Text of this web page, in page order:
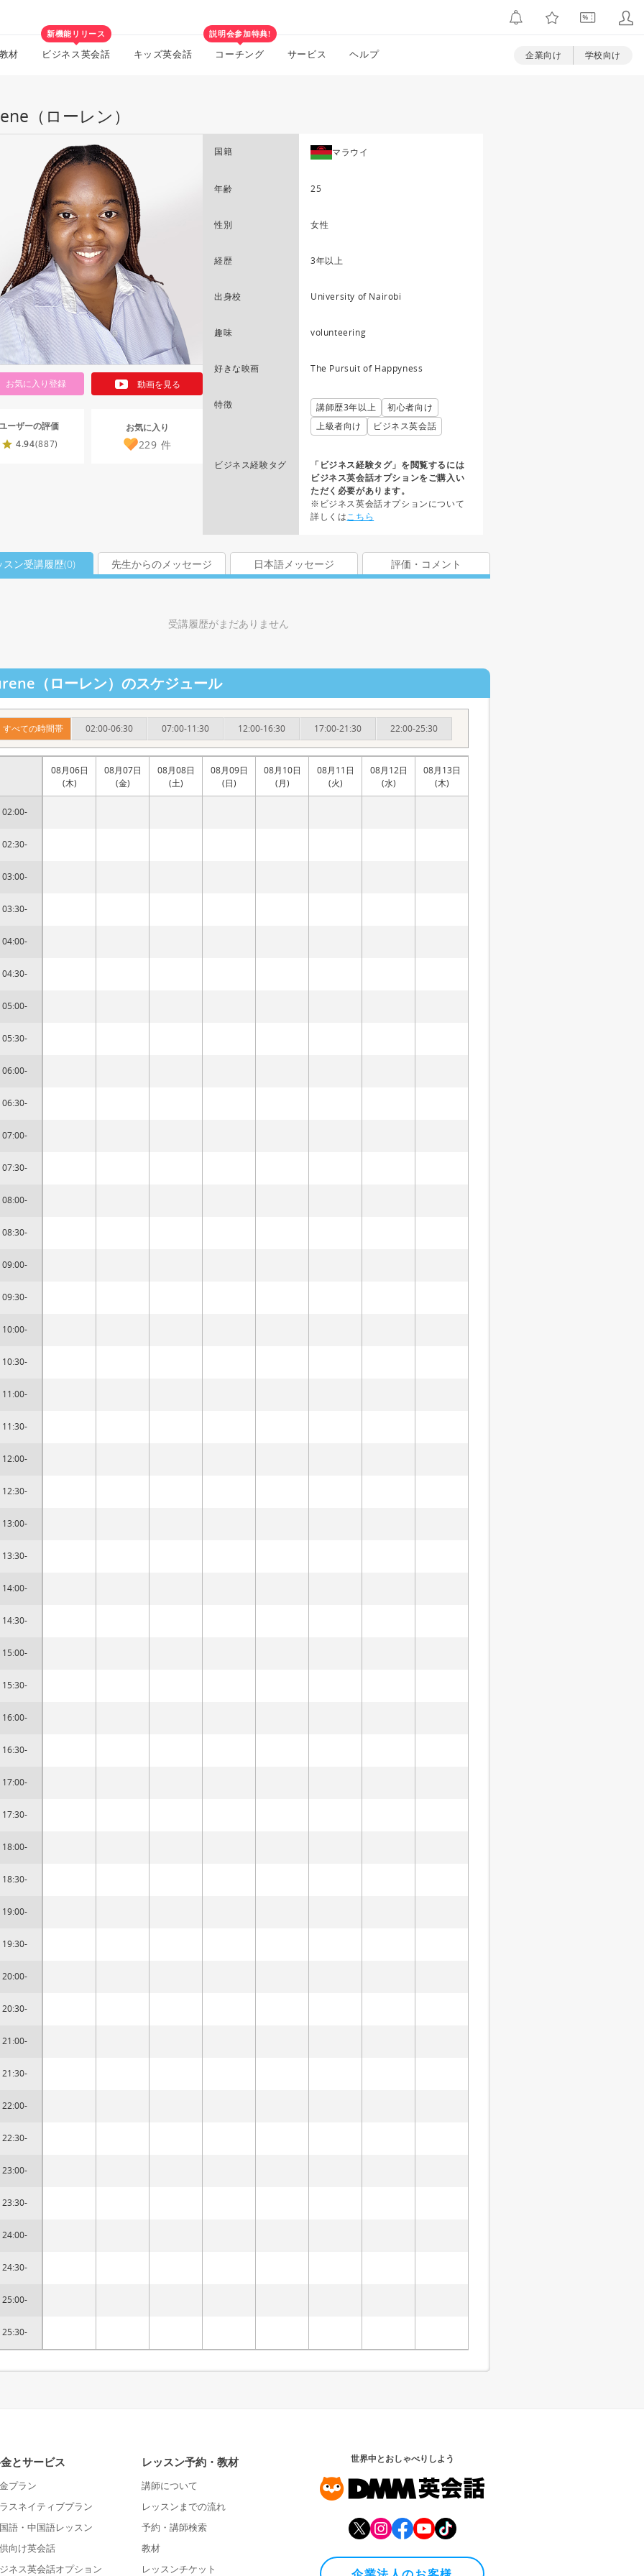
材
新機能リリース
ビジネス英会話 キッズ英会話
説明会参加特典!
コーチング サービス ヘルプ 企業向け 学校向け
（ローレン）
お気に入り登録 動画を見る
ーザーの評価
4.94(887)
お気に入り
229 件
国籍 マラウイ
年齢 25
性別 女性
経歴 3年以上
出身校 University of Nairobi
趣味 volunteering
好きな映画 The Pursuit of Happyness
特徴 講師歴3年以上
初心者向け
上級者向け
ビジネス英会話
ビジネス経験タグ
「ビジネス経験タグ」を閲覧するには
ビジネス英会話オプションをご購入い
ただく必要があります。
※ビジネス英会話オプションについて
詳しくはこちら
スン受講履歴(0) 先生からのメッセージ 日本語メッセージ 評価・コメント
受講履歴がまだありません
（ローレン）のスケジュール
すべての時間帯 02:00-06:30 07:00-11:30 12:00-16:30 17:00-21:30 22:00-25:30
02:00-
02:30-
03:00-
03:30-
04:00-
04:30-
05:00-
05:30-
06:00-
06:30-
07:00-
07:30-
08:00-
08:30-
09:00-
09:30-
10:00-
10:30-
11:00-
11:30-
12:00-
12:30-
13:00-
13:30-
14:00-
14:30-
15:00-
15:30-
16:00-
16:30-
17:00-
17:30-
18:00-
18:30-
19:00-
19:30-
20:00-
20:30-
21:00-
21:30-
22:00-
22:30-
23:00-
23:30-
24:00-
24:30-
25:00-
25:30-
08月06日
(木)
08月07日
(金)
08月08日
(土)
08月09日
(日)
08月10日
(月)
08月11日
(火)
08月12日
(水)
08月13日
(木)
とサービス
プラン
スネイティブプラン
語・中国語レッスン
向け英会話
ネス英会話オプション
レッスン予約・教材
講師について
レッスンまでの流れ
予約・講師検索
教材
レッスンチケット
世界中とおしゃべりしよう